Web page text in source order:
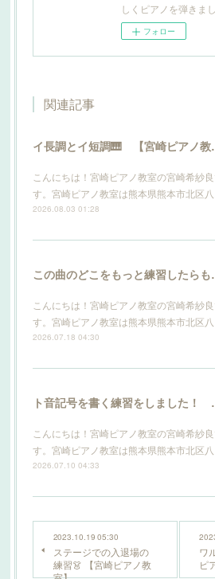
しくピアノを弾きま
フォロー
関連記事
イ長調と
こんにちは！宮崎ピアノ教室の宮崎希紗
す。宮崎ピアノ教室は熊本県熊本市北区八
2026.08.03 01:28
この曲のどこを
こんにちは！宮崎ピアノ教室の宮崎希紗
す。宮崎ピアノ教室は熊本県熊本市北区八
2026.07.18 04:30
ト音記号
こんにちは！宮崎ピアノ教室の宮崎希紗
す。宮崎ピアノ教室は熊本県熊本市北区八
2026.07.10 04:33
2023.10.19 05:30
ステージでの入退場の
練習👗 【宮崎ピアノ教
ワ
ピ